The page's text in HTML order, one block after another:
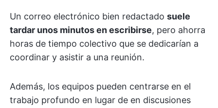
Un correo electrónico bien redactado suele
tardar unos minutos en escribirse, pero ahorra
horas de tiempo colectivo que se dedicarían a
coordinar y asistir a una reunión.
Además, los equipos pueden centrarse en el
trabajo profundo en lugar de en discusiones